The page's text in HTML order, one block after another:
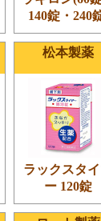
140錠・240
松本製薬
ラックスタ
ー 120錠